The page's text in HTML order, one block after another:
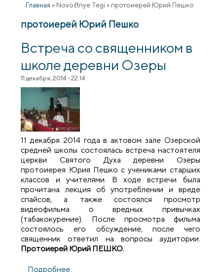
Главная » Novostnye Tegi » протоиерей Юрий Пешко
протоиерей Юрий Пешко
Встреча со священником в
школе деревни Озеры
11 декабря, 2014 - 22:14
11 декабря 2014 года в актовом зале Озерской
средней школы состоялась встреча настоятеля
церкви Святого Духа деревни Озеры
протоиерея Юрия Пешко с учениками старших
классов и учителями. В ходе встречи была
прочитана лекция об употреблении и вреде
спайсов, а также состоялся просмотр
видеофильма о вредных привычках
(табакокурение). После просмотра фильма
состоялось его обсуждение, после чего
священник ответил на вопросы аудитории.
Протоиерей Юрий ПЕШКО.
Подробнее